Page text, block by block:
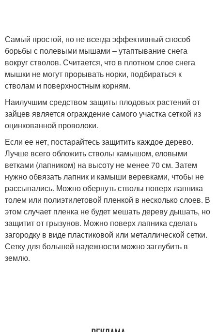
Самый простой, но не всегда эффективный способ
борьбы с полевыми мышами – утаптывание снега
вокруг стволов. Считается, что в плотном слое снега
мышки не могут прорывать норки, подбираться к
стволам и поверхностным корням.
Наилучшим средством защиты плодовых растений от
зайцев является ограждение самого участка сеткой из
оцинкованной проволоки.
Если ее нет, постарайтесь защитить каждое дерево.
Лучше всего обложить стволы камышом, еловыми
ветками (лапником) на высоту не менее 70 см. Затем
нужно обвязать лапник и камыши веревками, чтобы не
рассыпались. Можно обернуть стволы поверх лапника
толем или полиэтилетовой пленкой в несколько слоев. В
этом случает пленка не будет мешать дереву дышать, но
защитит от грызунов. Можно поверх лапника сделать
загородку в виде пластиковой или металлической сетки.
Сетку для большей надежности можно заглубить в
землю.